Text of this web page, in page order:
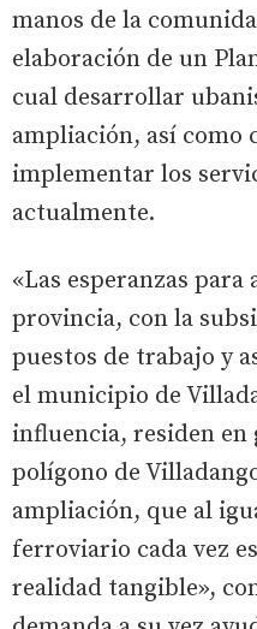
manos de la
elaboración de un
cual desarrollar
ampliación, así como
implementar los
actualmente.
«Las esperanzas
provincia, con la
puestos de trabajo y
el municipio de
influencia, residen en
polígono de
ampliación, que al
ferroviario cada vez
realidad tangible»,